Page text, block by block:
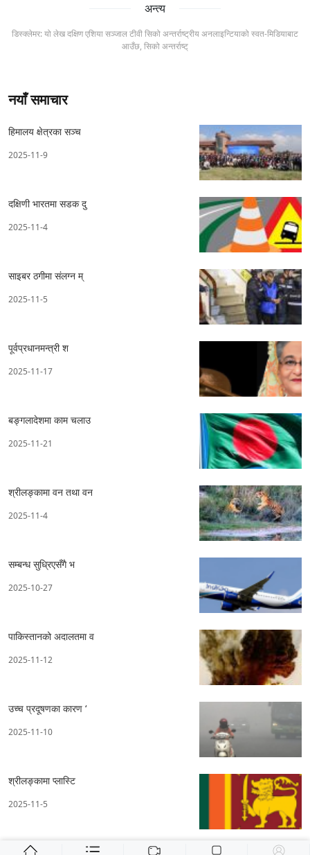
अन्त्य
डिस्क्लेमर: यो लेख दक्षिण एशिया सञ्जाल टीवी सिको अन्तर्राष्ट्रीय अनलाइन्टियाको स्वत-मिडियाबाट
आउँछ, सिको अन्तर्राष्ट्
नयाँ समाचार
हिमालय क्षेत्रका सञ्च
2025-11-9
दक्षिणी भारतमा सडक दु
2025-11-4
साइबर ठगीमा संलग्न म्
2025-11-5
पूर्वप्रधानमन्त्री श
2025-11-17
बङ्गलादेशमा काम चलाउ
2025-11-21
श्रीलङ्कामा वन तथा वन
2025-11-4
सम्बन्ध सुध्रिएसँगै भ
2025-10-27
पाकिस्तानको अदालतमा व
2025-11-12
उच्च प्रदूषणका कारण ‘
2025-11-10
श्रीलङ्कामा प्लास्टि
2025-11-5